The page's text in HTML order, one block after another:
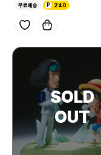
무료배송 240